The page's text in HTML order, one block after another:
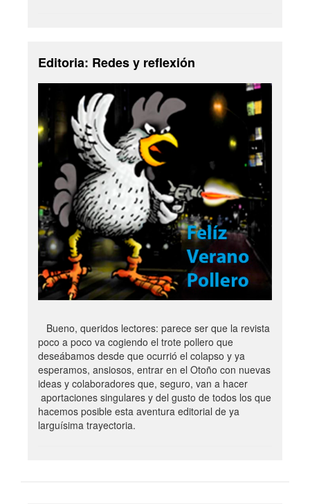
Editoria: Redes y reflexión
Bueno, queridos lectores: parece ser que la revista
poco a poco va cogiendo el trote pollero que
deseábamos desde que ocurrió el colapso y ya
esperamos, ansiosos, entrar en el Otoño con nuevas
ideas y colaboradores que, seguro, van a hacer
aportaciones singulares y del gusto de todos los que
hacemos posible esta aventura editorial de ya
larguísima trayectoria.